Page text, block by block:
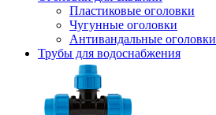
Пластиковые оголовки
Чугунные оголовки
Антивандальные оголовки
Трубы для водоснабжения